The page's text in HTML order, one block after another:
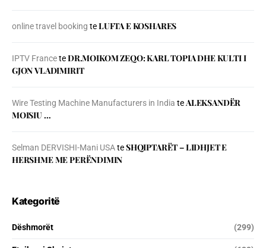
online travel booking teLUFTA E KOSHARES
IPTV FranceteDR.MOIKOM ZEQO: KARL TOPIA DHE KULTI I
GJON VLADIMIRIT
Wire Testing Machine Manufacturers in India teALEKSANDËR
MOISIU …
Selman DERVISHI-Mani USAteSHQIPTARËT – LIDHJET E
HERSHME ME PERËNDIMIN
Kategoritë
Dëshmorët (299)